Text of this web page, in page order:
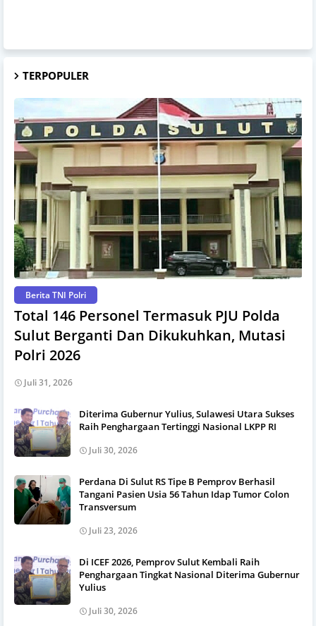
TERPOPULER
Berita TNI Polri
Total 146 Personel Termasuk PJU Polda
Sulut Berganti Dan Dikukuhkan, Mutasi
Polri 2026
Juli 31, 2026
Diterima Gubernur Yulius, Sulawesi Utara Sukses
Raih Penghargaan Tertinggi Nasional LKPP RI
Juli 30, 2026
Perdana Di Sulut RS Tipe B Pemprov Berhasil
Tangani Pasien Usia 56 Tahun Idap Tumor Colon
Transversum
Juli 23, 2026
Di ICEF 2026, Pemprov Sulut Kembali Raih
Penghargaan Tingkat Nasional Diterima Gubernur
Yulius
Juli 30, 2026